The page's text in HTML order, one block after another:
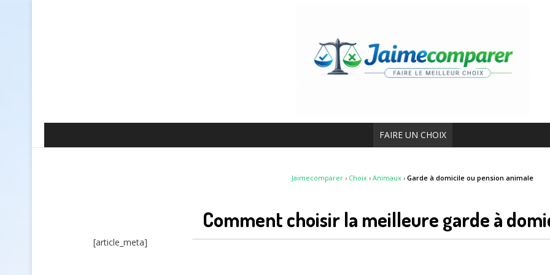
FAIRE UN CHOIX
Jaimecomparer › Choix › Animaux › Garde à domicile ou pension animale
Comment choisir la meilleure garde à
[article_meta]